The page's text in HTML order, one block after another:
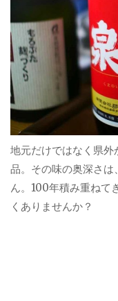
地元だけではなく県
品。その味の奥深さ
ん。100年積み重ねて
くありませんか？